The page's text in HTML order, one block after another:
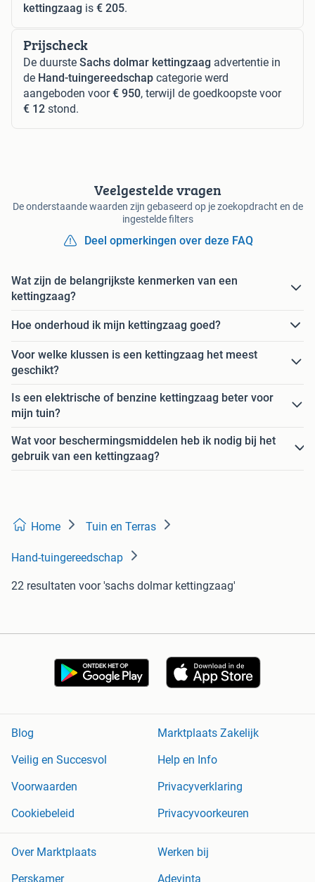
kettingzaag is € 205.
Prijscheck
De duurste Sachs dolmar kettingzaag advertentie in
de Hand-tuingereedschap categorie werd
aangeboden voor€ 950, terwijl de goedkoopste voor
€ 12 stond.
Veelgestelde vragen
De onderstaande waarden zijn gebaseerd op je zoekopdracht en de
ingestelde filters
Deel opmerkingen over deze FAQ
Wat zijn de belangrijkste kenmerken van een
kettingzaag?
Hoe onderhoud ik mijn kettingzaag goed?
Voor welke klussen is een kettingzaag het meest
geschikt?
Is een elektrische of benzine kettingzaag beter voor
mijn tuin?
Wat voor beschermingsmiddelen heb ik nodig bij het
gebruik van een kettingzaag?
Home Tuin en Terras
Hand-tuingereedschap
22 resultaten voor 'sachs dolmar kettingzaag'
Blog
Marktplaats Zakelijk
Veilig en Succesvol
Help en Info
Voorwaarden
Privacyverklaring
Cookiebeleid
Privacyvoorkeuren
Over Marktplaats
Werken bij
Perskamer
Adevinta